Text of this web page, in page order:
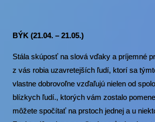
BÝK (21.04. – 21.05.)
Stála skúposť na slová vďaky a príjemné
z vás robia uzavretejších ľudí, ktorí sa
vlastne dobrovoľne vzďaľujú nielen od
blízkych ľudí., ktorých vám zostalo
môžete spočítať na prstoch jednej a u